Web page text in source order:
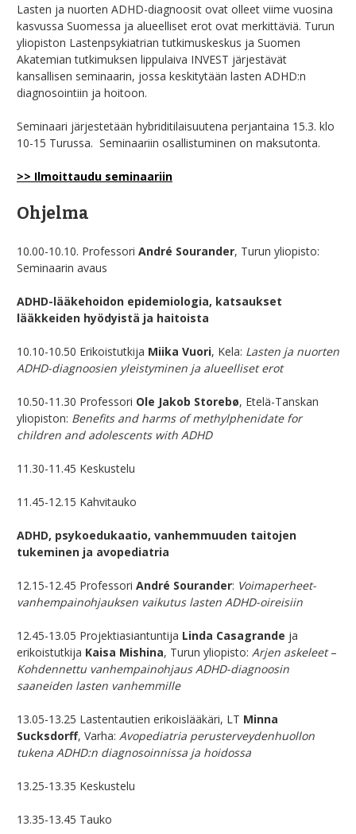
Lasten ja nuorten ADHD-diagnoosit ovat olleet viime vuosina
kasvussa Suomessa ja alueelliset erot ovat merkittäviä. Turun
yliopiston Lastenpsykiatrian tutkimuskeskus ja Suomen
Akatemian tutkimuksen lippulaiva INVEST järjestävät
kansallisen seminaarin, jossa keskitytään lasten ADHD:n
diagnosointiin ja hoitoon.
Seminaari järjestetään hybriditilaisuutena perjantaina 15.3. klo
10-15 Turussa. Seminaariin osallistuminen on maksutonta.
>> Ilmoittaudu seminaariin
Ohjelma
10.00-10.10. Professori André Sourander, Turun yliopisto:
Seminaarin avaus
ADHD-lääkehoidon epidemiologia, katsaukset
lääkkeiden hyödyistä ja haitoista
10.10-10.50 Erikoistutkija Miika Vuori, Kela: Lasten ja nuorten
ADHD-diagnoosien yleistyminen ja alueelliset erot
10.50-11.30 Professori Ole Jakob Storebø, Etelä-Tanskan
yliopiston: Benefits and harms of methylphenidate for
children and adolescents with ADHD
11.30-11.45 Keskustelu
11.45-12.15 Kahvitauko
ADHD, psykoedukaatio, vanhemmuuden taitojen
tukeminen ja avopediatria
12.15-12.45 Professori André Sourander: Voimaperheet-
vanhempainohjauksen vaikutus lasten ADHD-oireisiin
12.45-13.05 Projektiasiantuntija Linda Casagrande ja
erikoistutkija Kaisa Mishina, Turun yliopisto: Arjen askeleet–
Kohdennettu vanhempainohjaus ADHD-diagnoosin
saaneiden lasten vanhemmille
13.05-13.25 Lastentautien erikoislääkäri, LT Minna
Sucksdorff, Varha: Avopediatria perusterveydenhuollon
tukena ADHD:n diagnosoinnissa ja hoidossa
13.25-13.35 Keskustelu
13.35-13.45 Tauko